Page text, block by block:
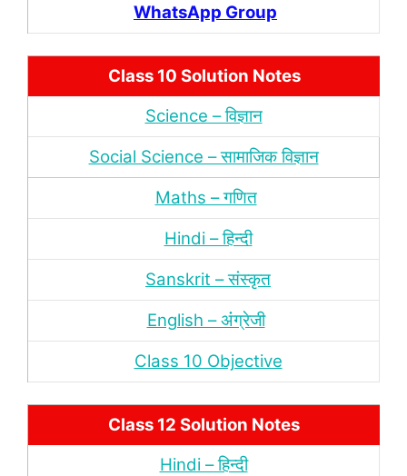
WhatsApp Group
Class 10 Solution Notes
Science – विज्ञान
Social Science – सामाजिक विज्ञान
Maths – गणित
Hindi – हिन्‍दी
Sanskrit – संस्‍कृत
English – अंंग्रेजी
Class 10 Objective
Class 12 Solution Notes
Hindi – हिन्‍दी